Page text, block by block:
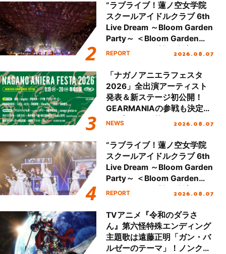
“ラブライブ！蓮ノ空女学院
スクールアイドルクラブ 6th
Live Dream ～Bloom Garden
Party～ ＜Bloom Garden
Party Stage／埼玉公演＞”
REPORT 2026.08.07
「ナガノアニエラフェスタ
2026」全出演アーティスト
発表＆新ステージ初公開！
GEARMANIAの参戦も決定
し、初となる第3ステージの
NEWS 2026.08.07
“ラブライブ！蓮ノ空女学院
スクールアイドルクラブ 6th
Live Dream ～Bloom Garden
Party～ ＜Bloom Garden
Party Stage／埼玉公演＞”
REPORT 2026.08.07
TVアニメ『令和のダラさ
ん』第六怪特殊エンディング
主題歌は遠藤正明「ガン・バ
ルゼーのテーマ」！ノンクレ